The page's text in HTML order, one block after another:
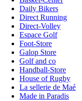
Daily Bikers
Direct Running
Direct-Volley
Espace Golf
Foot-Store
Galop Store
Golf and co
Handball-Store
House of Rugby
La sellerie de Maé
Made in Paradis